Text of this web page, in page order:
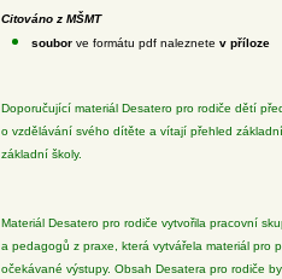
Citováno z MŠMT
soubor ve formátu pdf naleznete v příloze
Doporučující materiál Desatero pro rodiče dětí
o vzdělávání svého dítěte a vítají přehled
základní školy.
Materiál Desatero pro rodiče vytvořila pracovní
a pedagogů z praxe, která vytvářela materiál pro
očekávané výstupy. Obsah Desatera pro rodiče